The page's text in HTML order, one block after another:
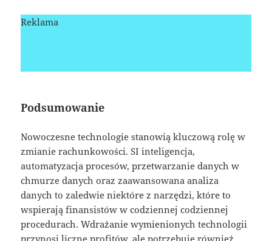
Reklama
Podsumowanie
Nowoczesne technologie stanowią kluczową rolę w
zmianie rachunkowości. SI inteligencja,
automatyzacja procesów, przetwarzanie danych w
chmurze danych oraz zaawansowana analiza
danych to zaledwie niektóre z narzędzi, które to
wspierają finansistów w codziennej codziennej
procedurach. Wdrażanie wymienionych technologii